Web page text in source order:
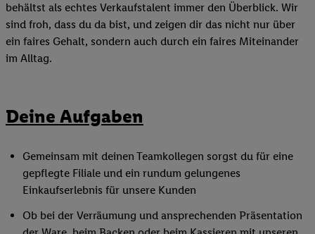
behältst als echtes Verkaufstalent immer den Überblick. Wir
sind froh, dass du da bist, und zeigen dir das nicht nur über
ein faires Gehalt, sondern auch durch ein faires Miteinander
im Alltag.
Deine Aufgaben
Gemeinsam mit deinen Teamkollegen sorgst du für eine
gepflegte Filiale und ein rundum gelungenes
Einkaufserlebnis für unsere Kunden
Ob bei der Verräumung und ansprechenden Präsentation